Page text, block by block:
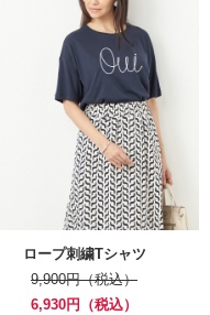
ロープ刺繍Tシャツ
9,900円（税込）
6,930円（税込）